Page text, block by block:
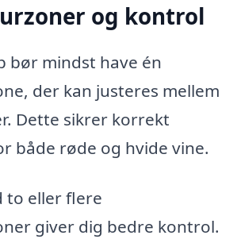
og kontrol
bør mindst have én
der kan justeres mellem
Dette sikrer korrekt
både røde og hvide vine.
to eller flere
giver dig bedre kontrol.